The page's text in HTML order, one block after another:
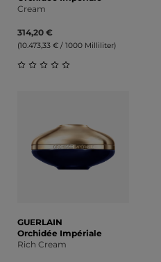
Cream
314,20 €
(10.473,33 € / 1000 Milliliter)
GUERLAIN
Orchidée Impériale
Rich Cream